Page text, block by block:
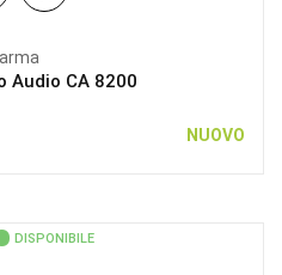
Audio CA 8200
NUOVO
DISPONIBILE